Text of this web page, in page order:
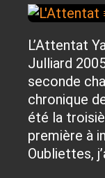
L’Attentat
Julliard
seconde
chronique
été la
première à
Oubliettes,